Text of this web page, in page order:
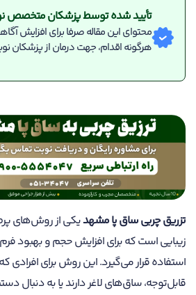
تأیید شده توسط پزشکان متخصص
محتوای این مقاله صرفا برای افزایش
هرگونه اقدام، جهت درمان از پزشکان
تزریق چربی ساق پا مشهدیکی از روش‌های
زیبایی است که برای افزایش حجم و بهبود
استفاده قرار می‌گیرد. این روش برای
قابل‌توجه، ساق‌های لاغر دارند یا به دنبال